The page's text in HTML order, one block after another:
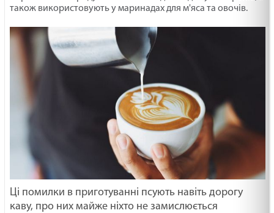
також використовують у маринадах для м'яса та овочів.
Ці помилки в приготуванні псують навіть дорогу
каву, про них майже ніхто не замислюється